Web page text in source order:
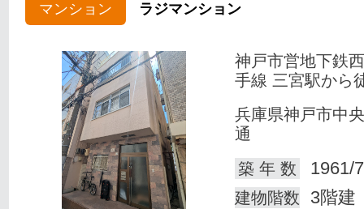
マンション ラジマンション
神戸市営地下鉄
手線 三宮駅から
兵庫県神戸市中
通
築 年 数
1961/
建物階数 3階建